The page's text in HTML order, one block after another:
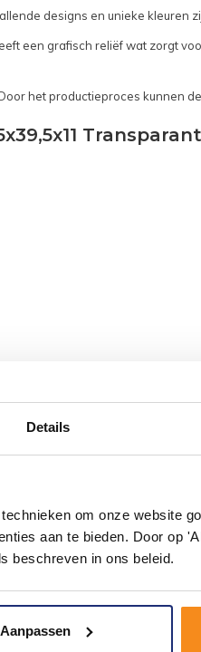
Details
om onze website
aan te bieden. Door op
beschreven in ons beleid.
Aanpassen
designs en unieke kleuren
een grafisch reliëf wat zorgt
het productieproces kunnen
#mijndroombadkamer en